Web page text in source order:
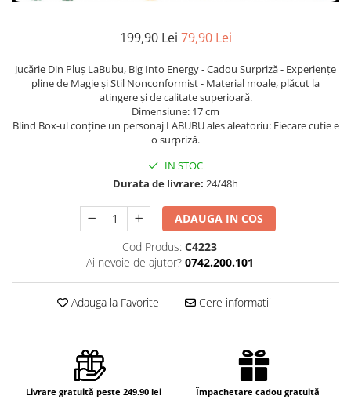
199,90 Lei 79,90 Lei
Jucărie Din Pluș LaBubu, Big Into Energy - Cadou Surpriză - Experiențe
pline de Magie și Stil Nonconformist - Material moale, plăcut la
atingere și de calitate superioară.
Dimensiune: 17 cm
Blind Box-ul conține un personaj LABUBU ales aleatoriu: Fiecare cutie e
o surpriză.
IN STOC
Durata de livrare: 24/48h
ADAUGA IN COS
Cod Produs: C4223
Ai nevoie de ajutor? 0742.200.101
Adauga la Favorite Cere informatii
Livrare gratuită peste 249.90 lei Împachetare cadou gratuită